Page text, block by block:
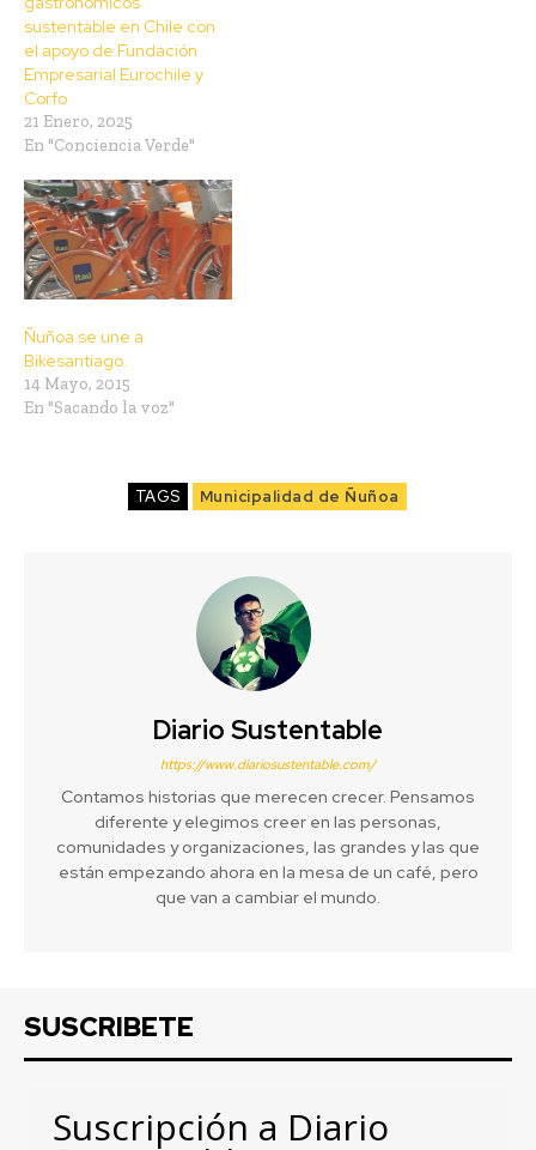
sustentable en Chile con
el apoyo de Fundación
Empresarial Eurochile y
Corfo
21 Enero, 2025
En "Conciencia Verde"
Ñuñoa se une a
Bikesantiago.
14 Mayo, 2015
En "Sacando la voz"
TAGS Municipalidad de Ñuñoa
Diario Sustentable
https://www.diariosustentable.com/
Contamos historias que merecen crecer. Pensamos
diferente y elegimos creer en las personas,
comunidades y organizaciones, las grandes y las que
están empezando ahora en la mesa de un café, pero
que van a cambiar el mundo.
SUSCRIBETE
Suscripción a Diario